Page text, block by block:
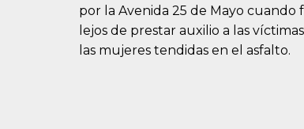
por la Avenida 25 de Mayo
lejos de prestar auxilio a las
las mujeres tendidas en el asfalto.